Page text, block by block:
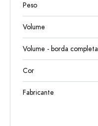
Peso
Volume
Volume - borda completa
Cor
Fabricante